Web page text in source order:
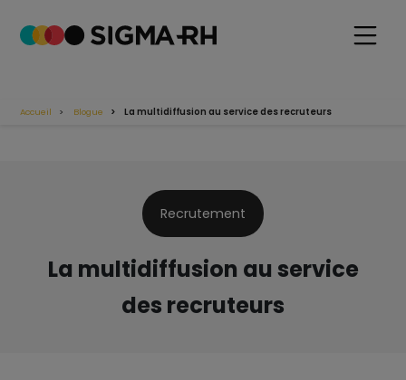
Accueil Blogue La multidiffusion au service des recruteurs
Recrutement
La multidiffusion au service
des recruteurs